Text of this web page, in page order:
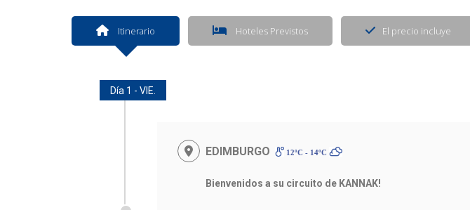
Itinerario Hoteles Previstos El precio incluye
Día 1 - VIE.
EDIMBURGO 12ºC - 14ºC
Bienvenidos a su circuito de KANNAK!